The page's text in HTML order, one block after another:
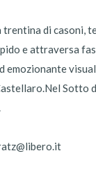
di casoni,
e attraversa